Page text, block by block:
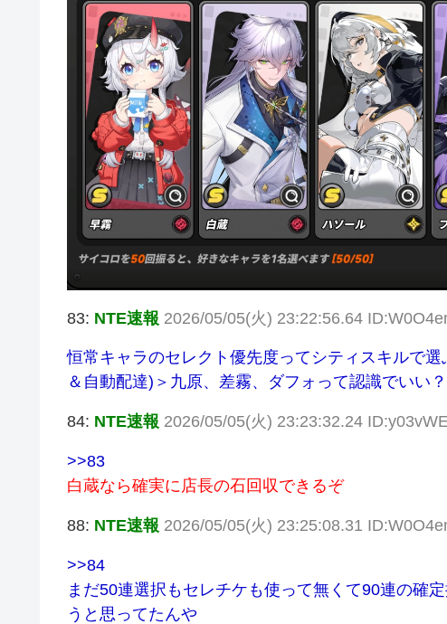
83: NTE速報 2026/05/05(火) 23:22:56.64
恒常キャラのセレクト優先度ってシティスキルで
＆自動配達)＞九原、差霧、ダフォって認識でいい？
84: NTE速報 2026/05/05(火) 23:23:32.24
>>83
白蔵なら確実に店長の石回収できるぞ
88: NTE速報 2026/05/05(火) 23:25:08.31
>>84
まだ50連選択もセレチケも使って無くて90連の確
うと思ってたんや